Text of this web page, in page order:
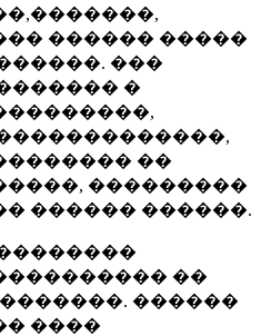
������ �����
���
�
��
���������
������ ������.
��
������
����